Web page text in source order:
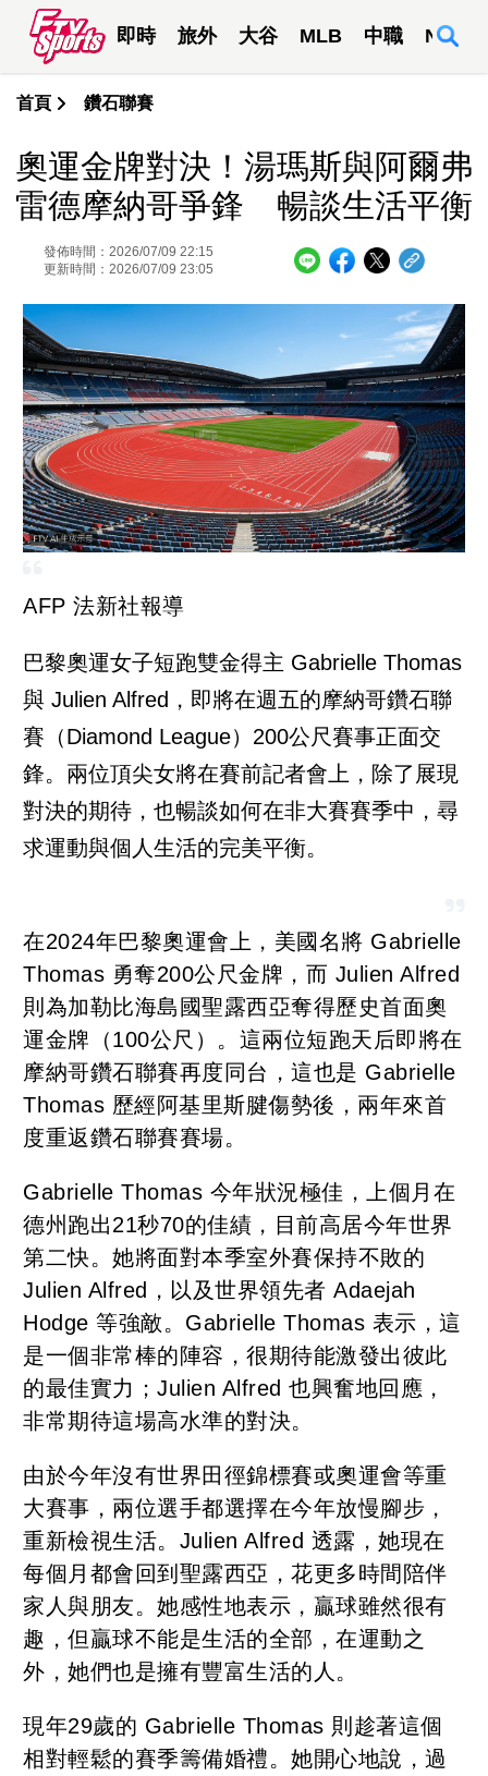
即時 旅外 大谷 MLB 中職 NBA
首頁 鑽石聯賽
奧運金牌對決！湯瑪斯與阿爾弗
雷德摩納哥爭鋒 暢談生活平衡
發佈時間：2026/07/09 22:15
更新時間：2026/07/09 23:05
AFP 法新社報導
巴黎奧運女子短跑雙金得主 Gabrielle Thomas
與 Julien Alfred，即將在週五的摩納哥鑽石聯
賽（Diamond League）200公尺賽事正面交
鋒。兩位頂尖女將在賽前記者會上，除了展現
對決的期待，也暢談如何在非大賽賽季中，尋
求運動與個人生活的完美平衡。
在2024年巴黎奧運會上，美國名將 Gabrielle
Thomas 勇奪200公尺金牌，而 Julien Alfred
則為加勒比海島國聖露西亞奪得歷史首面奧
運金牌（100公尺）。這兩位短跑天后即將在
摩納哥鑽石聯賽再度同台，這也是 Gabrielle
Thomas 歷經阿基里斯腱傷勢後，兩年來首
度重返鑽石聯賽賽場。
Gabrielle Thomas 今年狀況極佳，上個月在
德州跑出21秒70的佳績，目前高居今年世界
第二快。她將面對本季室外賽保持不敗的
Julien Alfred，以及世界領先者 Adaejah
Hodge 等強敵。Gabrielle Thomas 表示，這
是一個非常棒的陣容，很期待能激發出彼此
的最佳實力；Julien Alfred 也興奮地回應，
非常期待這場高水準的對決。
由於今年沒有世界田徑錦標賽或奧運會等重
大賽事，兩位選手都選擇在今年放慢腳步，
重新檢視生活。Julien Alfred 透露，她現在
每個月都會回到聖露西亞，花更多時間陪伴
家人與朋友。她感性地表示，贏球雖然很有
趣，但贏球不能是生活的全部，在運動之
外，她們也是擁有豐富生活的人。
現年29歲的 Gabrielle Thomas 則趁著這個
相對輕鬆的賽季籌備婚禮。她開心地說，過